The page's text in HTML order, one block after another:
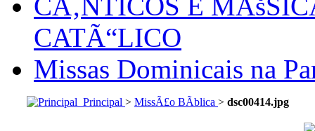
CATÃ“LICO
Missas Dominicais na
Principal > MissÃ£o BÃ­blica > dsc00414.jpg